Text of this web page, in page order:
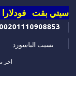
سيتي بقت فودلارا
00201110908853
نسيت الباسورد
اخر